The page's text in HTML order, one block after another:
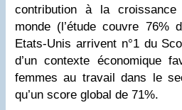
contribution à la
monde (l’étude couvre 76%
Etats-Unis arrivent n°1 du
d’un contexte économique
femmes au travail dans le
qu’un score global de 71%.